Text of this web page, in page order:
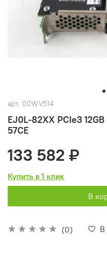
арт. 00WV514
EJ0L-82XX PCIe3
57CE
(0) В
133 582 ₽
Купить в 1 клик
В